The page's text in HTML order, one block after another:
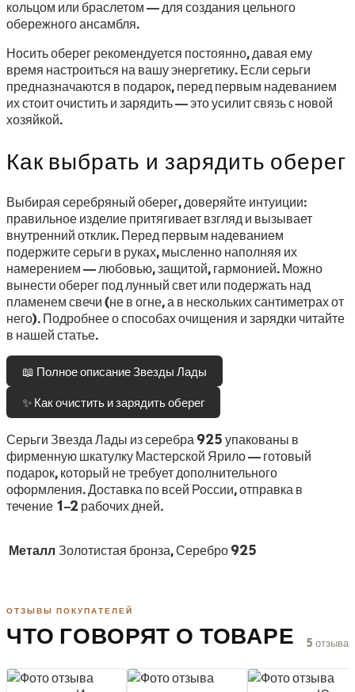
кольцом или браслетом — для создания цельного
обережного ансамбля.
Носить оберег рекомендуется постоянно, давая ему
время настроиться на вашу энергетику. Если серьги
предназначаются в подарок, перед первым надеванием
их стоит очистить и зарядить — это усилит связь с новой
хозяйкой.
Как выбрать и зарядить оберег
Выбирая серебряный оберег, доверяйте интуиции:
правильное изделие притягивает взгляд и вызывает
внутренний отклик. Перед первым надеванием
подержите серьги в руках, мысленно наполняя их
намерением — любовью, защитой, гармонией. Можно
вынести оберег под лунный свет или подержать над
пламенем свечи (не в огне, а в нескольких сантиметрах от
него). Подробнее о способах очищения и зарядки читайте
в нашей статье.
📖 Полное описание Звезды Лады
✨ Как очистить и зарядить оберег
Серьги Звезда Лады из серебра 925 упакованы в
фирменную шкатулку Мастерской Ярило — готовый
подарок, который не требует дополнительного
оформления. Доставка по всей России, отправка в
течение 1–2 рабочих дней.
Металл Золотистая бронза, Серебро 925
ОТЗЫВЫ ПОКУПАТЕЛЕЙ
ЧТО ГОВОРЯТ О ТОВАРЕ 5 отзыва